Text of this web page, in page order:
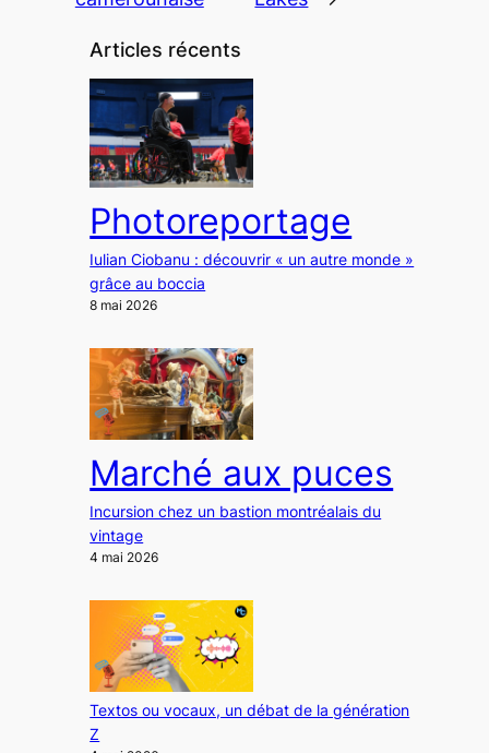
Articles récents
Photoreportage
Iulian Ciobanu : découvrir « un autre monde »
grâce au boccia
8 mai 2026
Marché aux puces
Incursion chez un bastion montréalais du
vintage
4 mai 2026
Textos ou vocaux, un débat de la génération
Z